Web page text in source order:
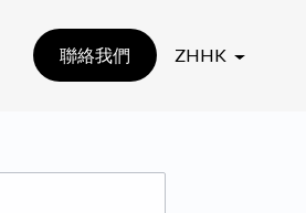
聯絡我們 ZHHK